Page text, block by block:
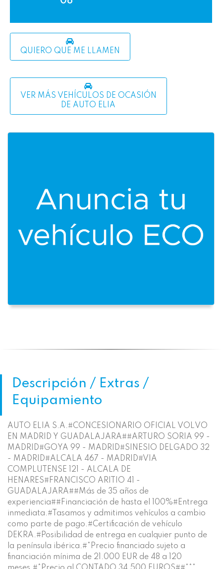
QUIERO QUE ME LLAMEN
VER MÁS VEHÍCULOS DE OCASIÓN
DE AUTO ELIA
Descripción / Extras /
Equipamiento
AUTO ELIA S.A.#CONCESIONARIO OFICIAL VOLVO
EN MADRID Y GUADALAJARA##ARTURO SORIA 99 -
MADRID#GOYA 99 - MADRID#SINESIO DELGADO 32
- MADRID#ALCALA 467 - MADRID#VIA
COMPLUTENSE 121 - ALCALA DE
HENARES#FRANCISCO ARITIO 41 -
GUADALAJARA##Más de 35 años de
experiencia##Financiación de hasta el 100%#Entrega
inmediata.#Tasamos y admitimos vehículos a cambio
como parte de pago.#Certificación de vehículo
DEKRA.#Posibilidad de entrega en cualquier punto de
la península ibérica.#*Precio financiado sujeto a
financiación mínima de 21.000 EUR de 48 a 120